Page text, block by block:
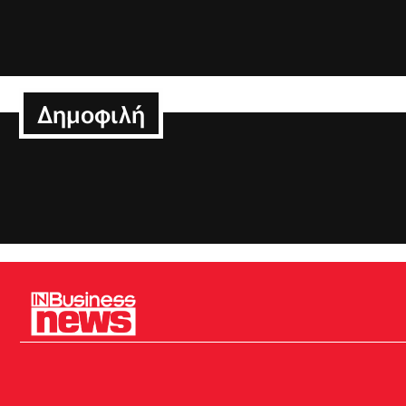
Δημοφιλή